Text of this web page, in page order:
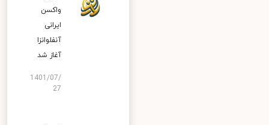
واکسن
ایرانی
آنفلوانزا
آغاز شد
1401/07/
27